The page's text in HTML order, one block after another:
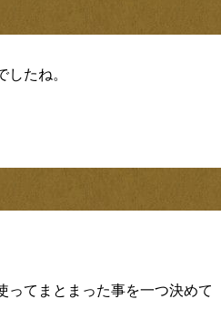
たね。
ってまとまった事を一つ決めて